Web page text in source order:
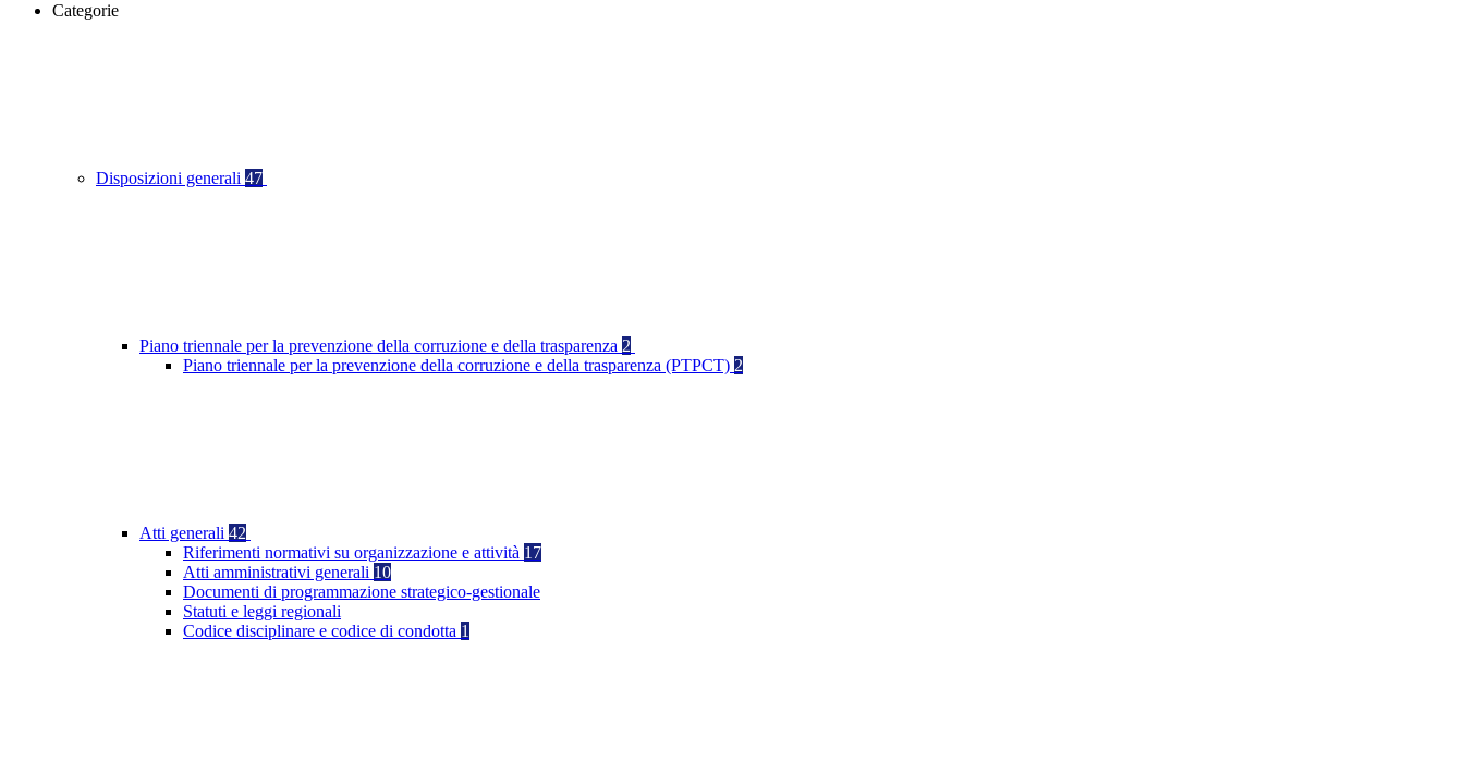
Categorie
Disposizioni generali 47
Piano triennale per la prevenzione della corruzione e della trasparenza 2
Piano triennale per la prevenzione della corruzione e della trasparenza (PTPCT) 2
Atti generali 42
Riferimenti normativi su organizzazione e attività 17
Atti amministrativi generali 10
Documenti di programmazione strategico-gestionale
Statuti e leggi regionali
Codice disciplinare e codice di condotta 1